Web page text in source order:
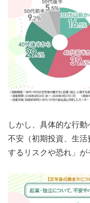
しかし、具体的な行
不安（初期投資、生
するリスクや恐れ」が